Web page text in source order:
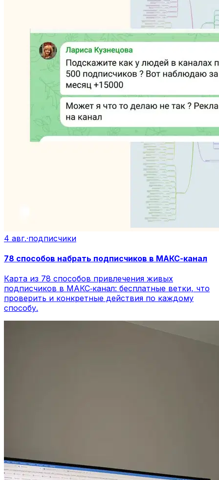
4 авг.·подписчики
78 способов набрать подписчиков в МАКС-канал
Карта из 78 способов привлечения живых
подписчиков в МАКС‑канал: бесплатные ветки, что
проверить и конкретные действия по каждому
способу.